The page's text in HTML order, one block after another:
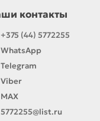
контакты
+375 (44) 5772255
WhatsApp
Telegram
Viber
MAX
5772255@list.ru